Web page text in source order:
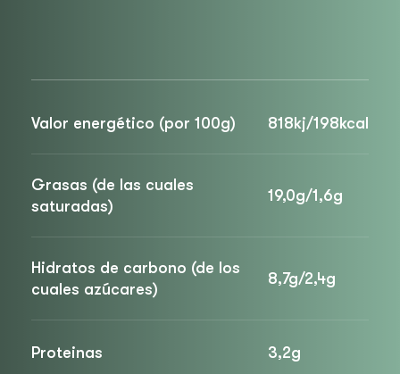
Valor energético (por 100g) 818kj/198kcal
Grasas (de las cuales
saturadas)
19,0g/1,6g
Hidratos de carbono (de los
cuales azúcares)
8,7g/2,4g
Proteinas 3,2g